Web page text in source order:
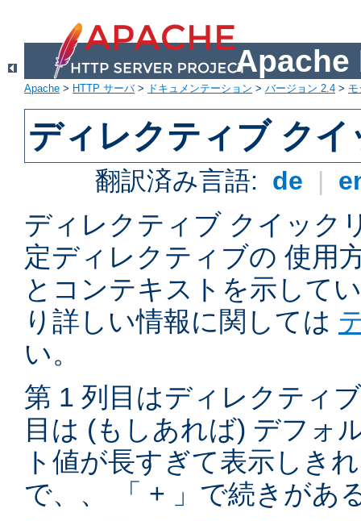
Apache
Apache > HTTP サーバ> ドキュメンテーション > バージョン 2.4 >
ディレクティブ ク
翻訳済み言語: de |
ディレクティブ クイック
定ディレクティブの 使用
とコンテキストを示して
り詳しい情報に関しては
い。
第 1 列目はディレクティ
目は (もしあれば) デフォ
ト値が長すぎて表示しき
で、、 「 + 」で続きがあ